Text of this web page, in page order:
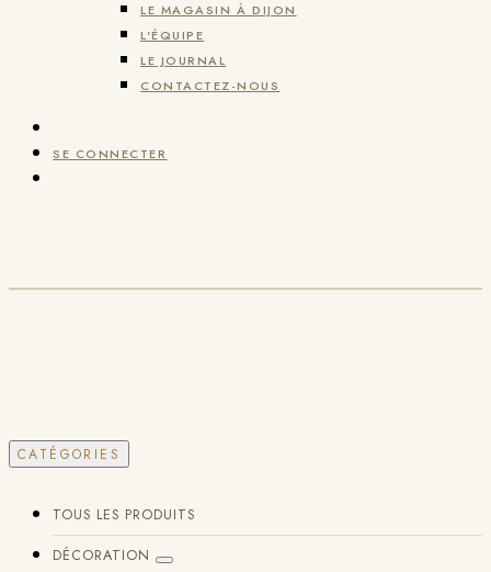
LE MAGASIN À DIJON
L'ÉQUIPE
LE JOURNAL
CONTACTEZ-NOUS
SE CONNECTER
CATÉGORIES
TOUS LES PRODUITS
DÉCORATION